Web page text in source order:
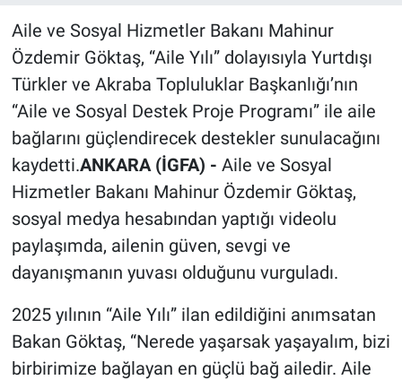
Aile ve Sosyal Hizmetler Bakanı Mahinur
Özdemir Göktaş, “Aile Yılı” dolayısıyla Yurtdışı
Türkler ve Akraba Topluluklar Başkanlığı’nın
“Aile ve Sosyal Destek Proje Programı” ile aile
bağlarını güçlendirecek destekler sunulacağını
kaydetti.ANKARA (İGFA) - Aile ve Sosyal
Hizmetler Bakanı Mahinur Özdemir Göktaş,
sosyal medya hesabından yaptığı videolu
paylaşımda, ailenin güven, sevgi ve
dayanışmanın yuvası olduğunu vurguladı.
2025 yılının “Aile Yılı” ilan edildiğini anımsatan
Bakan Göktaş, “Nerede yaşarsak yaşayalım, bizi
birbirimize bağlayan en güçlü bağ ailedir. Aile